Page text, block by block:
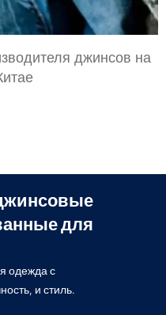
джинсов на
для
одежда с
и стиль.